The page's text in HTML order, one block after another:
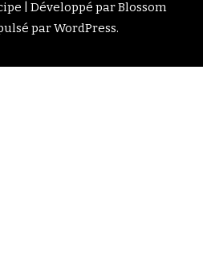
| Développé parBlossom
parWordPress.